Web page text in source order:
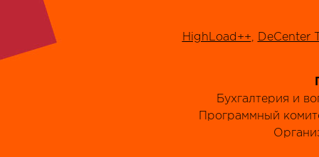
HighLoad++ DeCenter
Бухгалтерия и
Программный